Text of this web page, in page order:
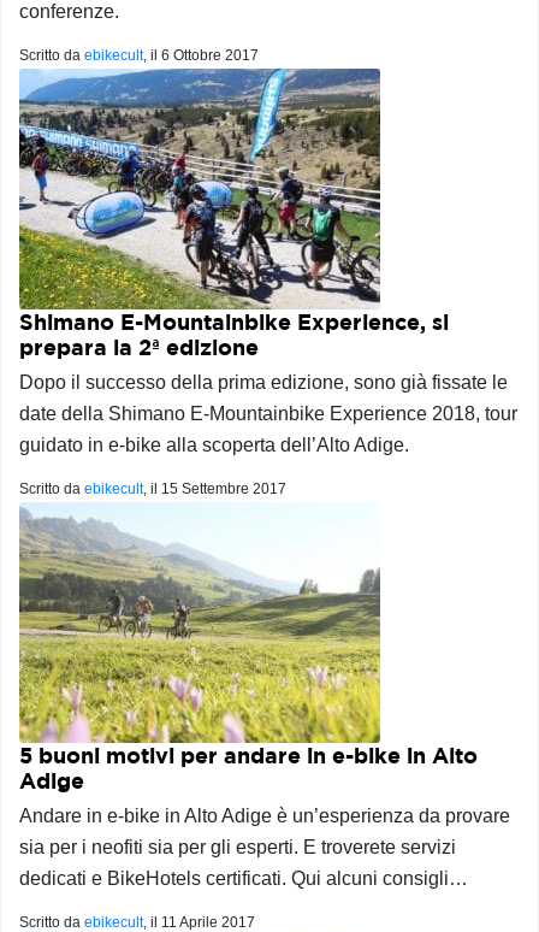
conferenze.
Scritto da ebikecult, il 6 Ottobre 2017
Shimano E-Mountainbike Experience, si
prepara la 2ª edizione
Dopo il successo della prima edizione, sono già fissate le
date della Shimano E-Mountainbike Experience 2018, tour
guidato in e-bike alla scoperta dell’Alto Adige.
Scritto da ebikecult, il 15 Settembre 2017
5 buoni motivi per andare in e-bike in Alto
Adige
Andare in e-bike in Alto Adige è un’esperienza da provare
sia per i neofiti sia per gli esperti. E troverete servizi
dedicati e BikeHotels certificati. Qui alcuni consigli…
Scritto da ebikecult, il 11 Aprile 2017